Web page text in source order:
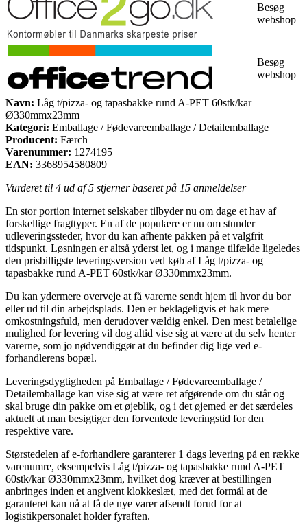
Besøg
webshop
Besøg
webshop
Navn: Låg t/pizza- og tapasbakke rund A-PET 60stk/kar
Ø330mmx23mm
Kategori: Emballage / Fødevareemballage / Detailemballage
Producent: Færch
Varenummer: 1274195
EAN: 3368954580809
Vurderet til 4 ud af 5 stjerner baseret på 15 anmeldelser
En stor portion internet selskaber tilbyder nu om dage et hav af
forskellige fragttyper. En af de populære er nu om stunder
udleveringssteder, hvor du kan afhente pakken på et valgfrit
tidspunkt. Løsningen er altså yderst let, og i mange tilfælde ligeledes
den prisbilligste leveringsversion ved køb af Låg t/pizza- og
tapasbakke rund A-PET 60stk/kar Ø330mmx23mm.
Du kan ydermere overveje at få varerne sendt hjem til hvor du bor
eller ud til din arbejdsplads. Den er beklageligvis et hak mere
omkostningsfuld, men derudover vældig enkel. Den mest betalelige
mulighed for levering vil dog altid vise sig at være at du selv henter
varerne, som jo nødvendiggør at du befinder dig lige ved e-
forhandlerens bopæl.
Leveringsdygtigheden på Emballage / Fødevareemballage /
Detailemballage kan vise sig at være ret afgørende om du står og
skal bruge din pakke om et øjeblik, og i det øjemed er det særdeles
aktuelt at man besigtiger den forventede leveringstid for den
respektive vare.
Størstedelen af e-forhandlere garanterer 1 dags levering på en række
varenumre, eksempelvis Låg t/pizza- og tapasbakke rund A-PET
60stk/kar Ø330mmx23mm, hvilket dog kræver at bestillingen
anbringes inden et angivent klokkeslæt, med det formål at de
garanteret kan nå at få de nye varer afsendt forud for at
logistikpersonalet holder fyraften.